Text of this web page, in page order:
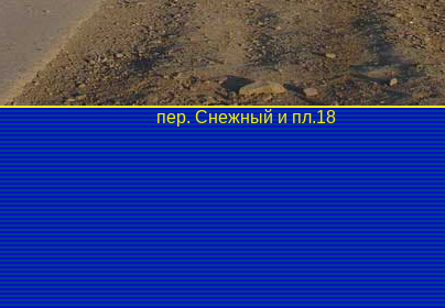
пер. Снежный и пл.18